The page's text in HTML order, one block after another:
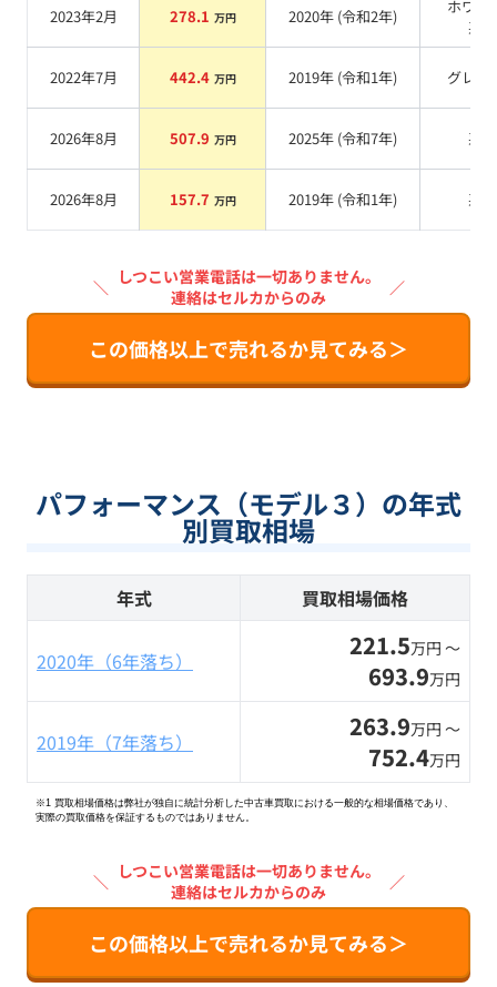
2023年2月 278.1 万円 2020年 (令和2年)
ホワイ
系
2022年7月 442.4 万円 2019年 (令和1年) グレー
2026年8月 507.9 万円 2025年 (令和7年) 系
2026年8月 157.7 万円 2019年 (令和1年) 系
＼ しつこい営業電話は一切ありません。
連絡はセルカからのみ
／
この価格以上で売れるか見てみる＞
パフォーマンス（モデル３）の年式
別買取相場
年式 買取相場価格
2020年（6年落ち） 221.5万円 〜
693.9万円
2019年（7年落ち） 263.9万円 〜
752.4万円
※1 買取相場価格は弊社が独自に統計分析した中古車買取における一般的な相場価格であり、
実際の買取価格を保証するものではありません。
＼ しつこい営業電話は一切ありません。
連絡はセルカからのみ
／
この価格以上で売れるか見てみる＞